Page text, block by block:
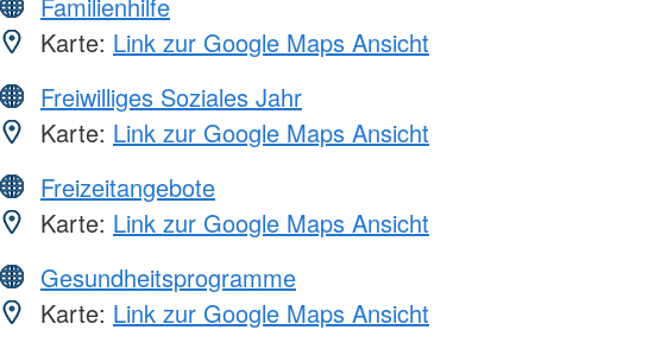
Karte: Link zur Google Maps Ansicht
Freiwilliges Soziales Jahr
Karte: Link zur Google Maps Ansicht
Freizeitangebote
Karte: Link zur Google Maps Ansicht
Gesundheitsprogramme
Karte: Link zur Google Maps Ansicht